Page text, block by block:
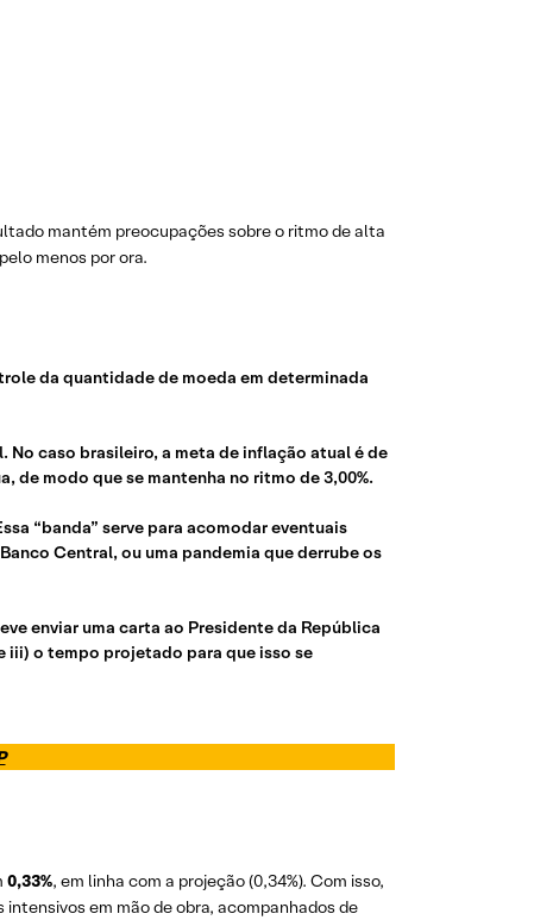
mantém preocupações sobre o ritmo de alta
menos por ora.
da quantidade de moeda em determinada
No caso brasileiro, a meta de inflação atual é de
de modo que se mantenha no ritmo de 3,00%.
“banda” serve para acomodar eventuais
Central, ou uma pandemia que derrube os
enviar uma carta ao Presidente da República
iii) o tempo projetado para que isso se
0,33%, em linha com a projeção (0,34%). Com isso,
em mão de obra, acompanhados de